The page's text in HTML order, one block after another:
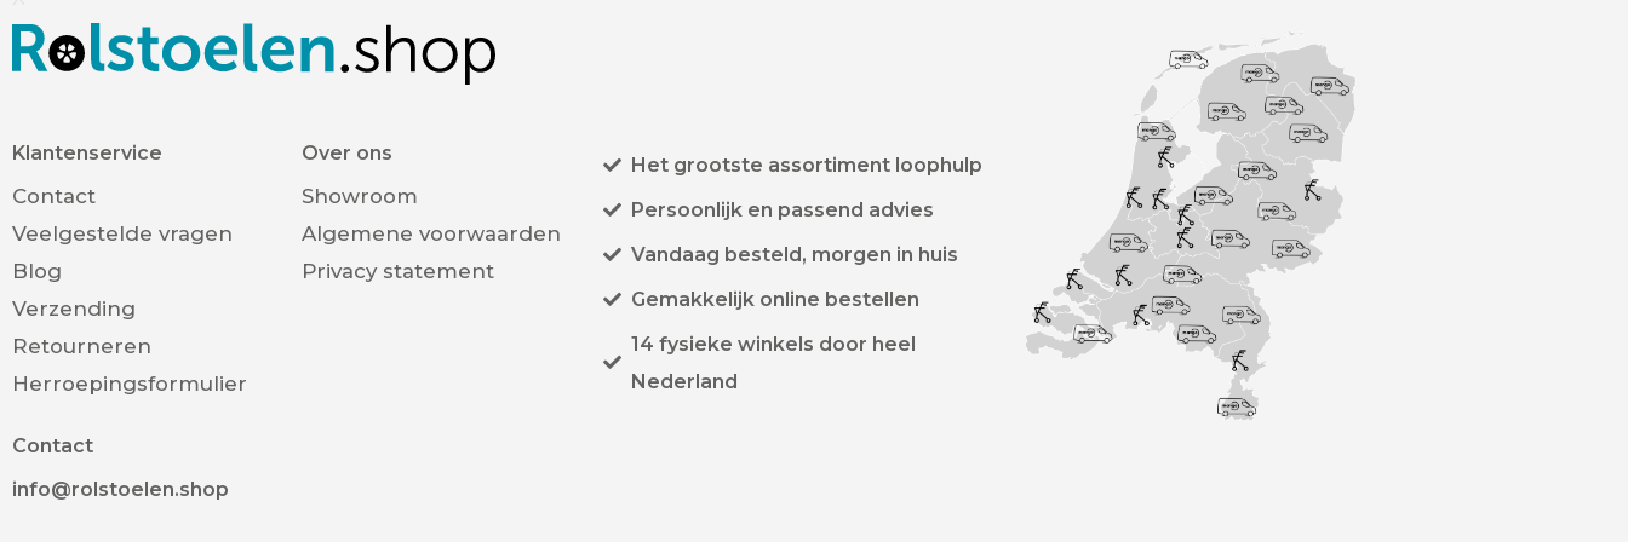
Klantenservice
Contact
Veelgestelde vragen
Blog
Verzending
Retourneren
Herroepingsformulier
Over ons
Showroom
Algemene voorwaarden
Privacy statement
Contact
info@rolstoelen.shop
Het grootste assortiment loophulp
Persoonlijk en passend advies
Vandaag besteld, morgen in huis
Gemakkelijk online bestellen
14 fysieke winkels door heel
Nederland